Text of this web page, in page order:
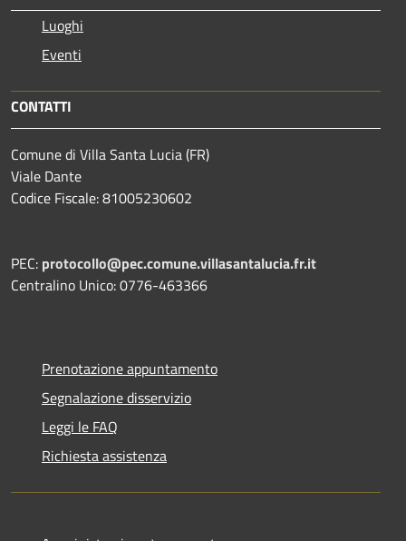
Luoghi
Eventi
CONTATTI
Comune di Villa Santa Lucia (FR)
Viale Dante
Codice Fiscale: 81005230602
PEC: protocollo@pec.comune.villasantalucia.fr.it
Centralino Unico: 0776-463366
Prenotazione appuntamento
Segnalazione disservizio
Leggi le FAQ
Richiesta assistenza